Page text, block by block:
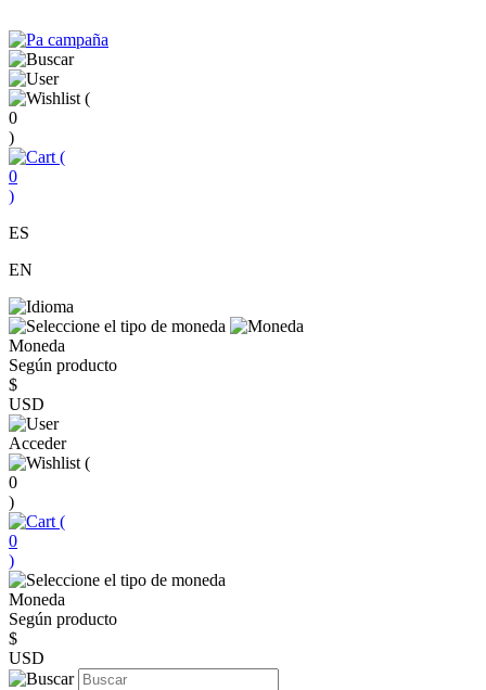
(
0
)
(
0
)
ES
EN
Moneda
Según producto
$
USD
Acceder
(
0
)
(
0
)
Moneda
Según producto
$
USD